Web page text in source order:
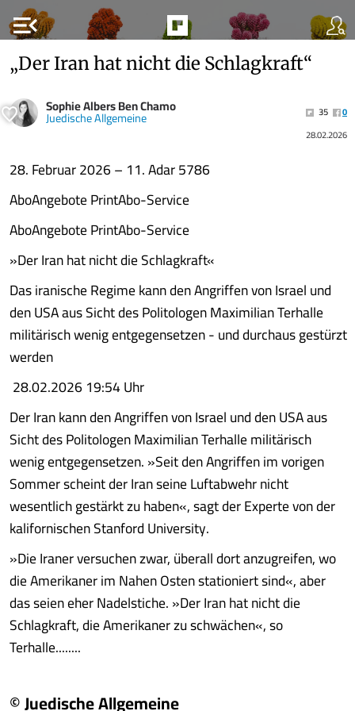
menu_open
„Der Iran hat nicht die Schlagkraft“
Sophie Albers Ben Chamo
Juedische Allgemeine 35
0
28.02.2026
28. Februar 2026 – 11. Adar 5786
AboAngebote PrintAbo-Service
AboAngebote PrintAbo-Service
»Der Iran hat nicht die Schlagkraft«
Das iranische Regime kann den Angriffen von Israel und
den USA aus Sicht des Politologen Maximilian Terhalle
militärisch wenig entgegensetzen - und durchaus gestürzt
werden
28.02.2026 19:54 Uhr
Der Iran kann den Angriffen von Israel und den USA aus
Sicht des Politologen Maximilian Terhalle militärisch
wenig entgegensetzen. »Seit den Angriffen im vorigen
Sommer scheint der Iran seine Luftabwehr nicht
wesentlich gestärkt zu haben«, sagt der Experte von der
kalifornischen Stanford University.
»Die Iraner versuchen zwar, überall dort anzugreifen, wo
die Amerikaner im Nahen Osten stationiert sind«, aber
das seien eher Nadelstiche. »Der Iran hat nicht die
Schlagkraft, die Amerikaner zu schwächen«, so
Terhalle........
© Juedische Allgemeine